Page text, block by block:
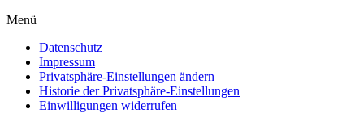
Menü
Datenschutz
Impressum
Privatsphäre-Einstellungen ändern
Historie der Privatsphäre-Einstellungen
Einwilligungen widerrufen